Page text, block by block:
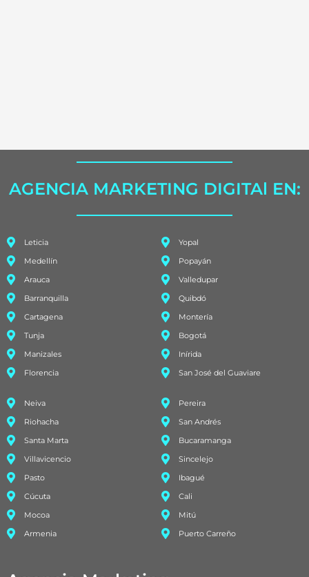
AGENCIA MARKETING DIGITAl EN:
Leticia
Medellín
Arauca
Barranquilla
Cartagena
Tunja
Manizales
Florencia
Yopal
Popayán
Valledupar
Quibdó
Montería
Bogotá
Inírida
San José del Guaviare
Neiva
Riohacha
Santa Marta
Villavicencio
Pasto
Cúcuta
Mocoa
Armenia
Pereira
San Andrés
Bucaramanga
Sincelejo
Ibagué
Cali
Mitú
Puerto Carreño